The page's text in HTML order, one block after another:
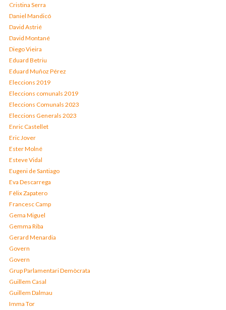
Cristina Serra
Daniel Mandicó
David Astrié
David Montané
Diego Vieira
Eduard Betriu
Eduard Muñoz Pérez
Eleccions 2019
Eleccions comunals 2019
Eleccions Comunals 2023
Eleccions Generals 2023
Enric Castellet
Eric Jover
Ester Molné
Esteve Vidal
Eugeni de Santiago
Eva Descarrega
Fèlix Zapatero
Francesc Camp
Gema Miguel
Gemma Riba
Gerard Menardia
Govern
Govern
Grup Parlamentari Demòcrata
Guillem Casal
Guillem Dalmau
Imma Tor